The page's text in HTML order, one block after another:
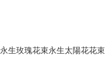
永生玫瑰花束永生太陽花花束